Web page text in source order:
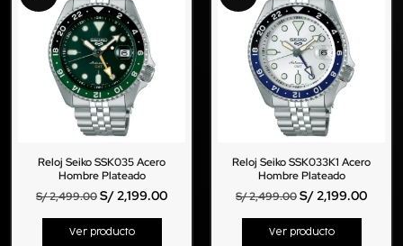
Reloj Seiko SSK035 Acero
Hombre Plateado
S/2,499.00S/2,199.00
Ver producto
Reloj Seiko SSK033K1 Acero
Hombre Plateado
S/2,499.00S/2,199.00
Ver producto